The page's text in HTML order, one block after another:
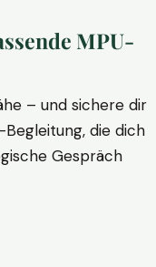
MPU-
– und sichere dir
die dich
Gespräch